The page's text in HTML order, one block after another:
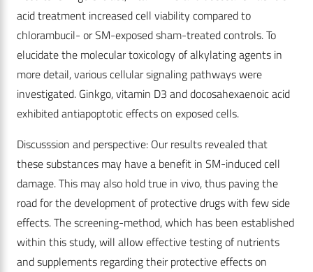
acid treatment increased cell viability compared to
chlorambucil- or SM-exposed sham-treated controls. To
elucidate the molecular toxicology of alkylating agents in
more detail, various cellular signaling pathways were
investigated. Ginkgo, vitamin D3 and docosahexaenoic acid
exhibited antiapoptotic effects on exposed cells.
Discusssion and perspective: Our results revealed that
these substances may have a benefit in SM-induced cell
damage. This may also hold true in vivo, thus paving the
road for the development of protective drugs with few side
effects. The screening-method, which has been established
within this study, will allow effective testing of nutrients
and supplements regarding their protective effects on